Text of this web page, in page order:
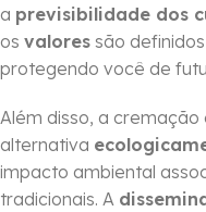
a previsibilidade dos
os valores são
protegendo você de
Além disso, a cremação
alternativa
impacto ambiental
tradicionais. A